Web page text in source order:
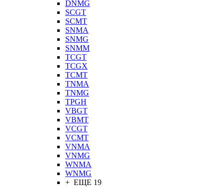
DNMG
SCGT
SCMT
SNMA
SNMG
SNMM
TCGT
TCGX
TCMT
TNMA
TNMG
TPGH
VBGT
VBMT
VCGT
VCMT
VNMA
VNMG
WNMA
WNMG
+ ЕЩЕ 19